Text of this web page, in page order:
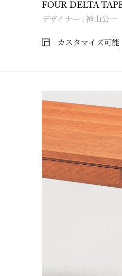
FOUR DELTA
デザイナー : 神山公一
カスタマイズ可能